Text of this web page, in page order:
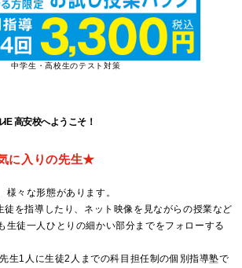
中学生・高校生のテスト対策
高安校へようこそ！
に入りの先生★
々な形態があります。
徒を指導したり、ネット映像を見ながらの授業など
生徒一人ひとりの細かい部分までをフォローする
生1人に生徒2人までの科目担任制の個別指導塾で